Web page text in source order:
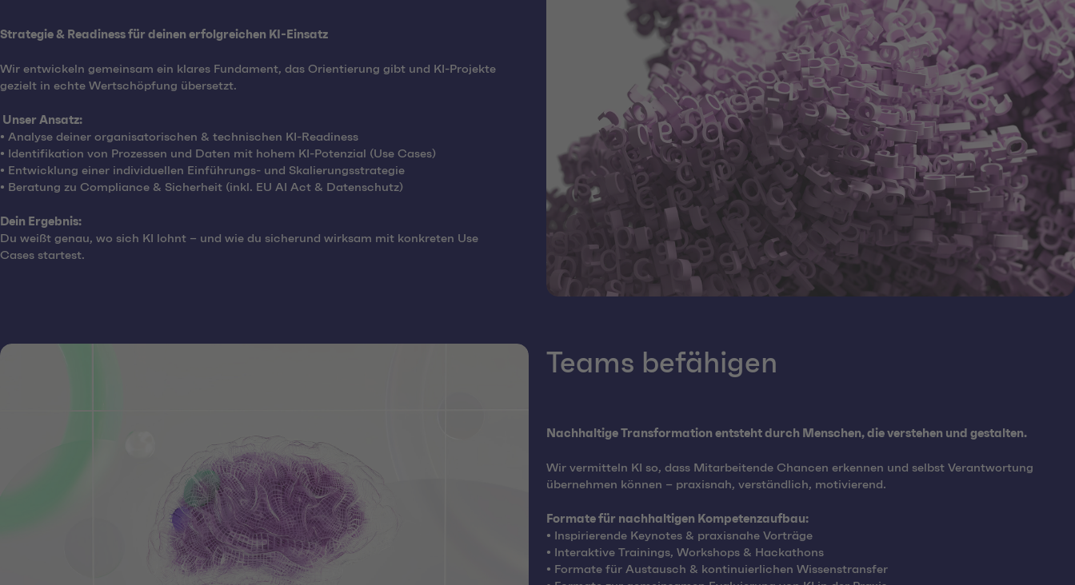
Strategie & Readiness für deinen erfolgreichen KI-Einsatz
Wir entwickeln gemeinsam ein klares Fundament, das Orientierung gibt und KI-Projekte
gezielt in echte Wertschöpfung übersetzt.
Unser Ansatz:
• Analyse deiner organisatorischen & technischen KI-Readiness
• Identifikation von Prozessen und Daten mit hohem KI-Potenzial (Use Cases)
• Entwicklung einer individuellen Einführungs- und Skalierungsstrategie
• Beratung zu Compliance & Sicherheit (inkl. EU AI Act & Datenschutz)
Dein Ergebnis:
Du weißt genau, wo sich KI lohnt – und wie du sicherund wirksam mit konkreten Use
Cases startest.
Teams befähigen
Nachhaltige Transformation entsteht durch Menschen, die verstehen und gestalten.
Wir vermitteln KI so, dass Mitarbeitende Chancen erkennen und selbst Verantwortung
übernehmen können – praxisnah, verständlich, motivierend.
Formate für nachhaltigen Kompetenzaufbau:
•
Inspirierende Keynotes & praxisnahe Vorträge
•
Interaktive Trainings, Workshops & Hackathons
• Formate für Austausch & kontinuierlichen Wissenstransfer